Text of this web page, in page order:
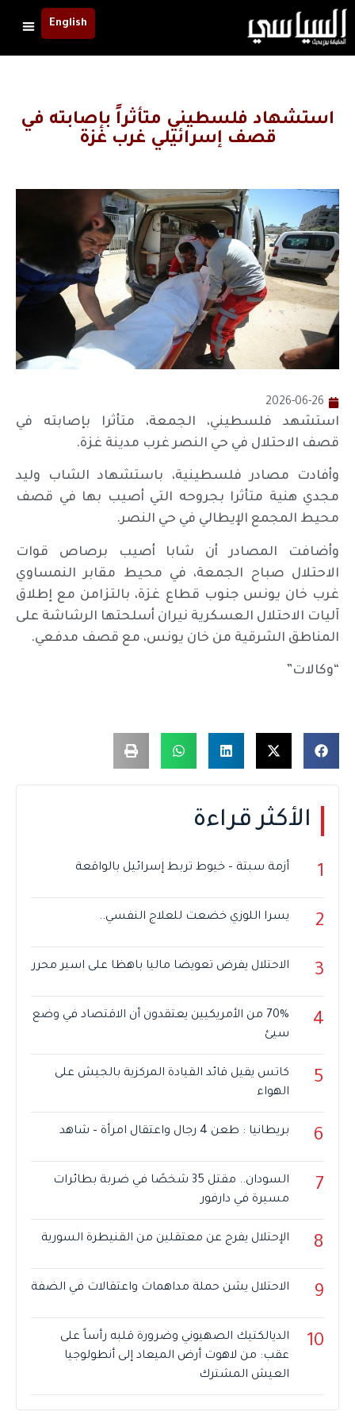
English
استشهاد فلسطيني متأثراً بإصابته في
قصف إسرائيلي غرب غزة
2026-06-26
استشهد فلسطيني، الجمعة، متأثرا بإصابته في
قصف الاحتلال في حي النصر غرب مدينة غزة.
وأفادت مصادر فلسطينية، باستشهاد الشاب وليد
مجدي هنية متأثرا بجروحه التي أصيب بها في قصف
محيط المجمع الإيطالي في حي النصر.
وأضافت المصادر أن شابا أصيب برصاص قوات
الاحتلال صباح الجمعة، في محيط مقابر النمساوي
غرب خان يونس جنوب قطاع غزة، بالتزامن مع إطلاق
آليات الاحتلال العسكرية نيران أسلحتها الرشاشة على
المناطق الشرقية من خان يونس، مع قصف مدفعي.
“وكالات”
الأكثر قراءة
1 أزمة سبتة – خيوط تربط إسرائيل بالواقعة
2 يسرا اللوزي خضعت للعلاج النفسي..
3 الاحتلال يفرض تعويضا ماليا باهظا على اسير محرر
4
70% من الأمريكيين يعتقدون أن الاقتصاد في وضع
سيئ
5
كاتس يقيل قائد القيادة المركزية بالجيش على
الهواء
6 بريطانيا : طعن 4 رجال واعتقال امرأة – شاهد
7
السودان.. مقتل 35 شخصًا في ضربة بطائرات
مسيرة في دارفور
8 الإحتلال يفرج عن معتقلين من القنيطرة السورية
9 الاحتلال يشن حملة مداهمات واعتقالات في الضفة
10
الديالكتيك الصهيوني وضرورة قلبه رأساً على
عقب: من لاهوت أرض الميعاد إلى أنطولوجيا
العيش المشترك